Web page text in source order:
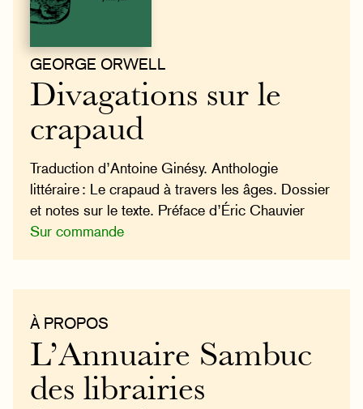
GEORGE ORWELL
Divagations sur le
crapaud
Traduction d’Antoine Ginésy. Anthologie
littéraire : Le crapaud à travers les âges. Dossier
et notes sur le texte. Préface d’Éric Chauvier
Sur commande
À PROPOS
L’Annuaire Sambuc
des librairies